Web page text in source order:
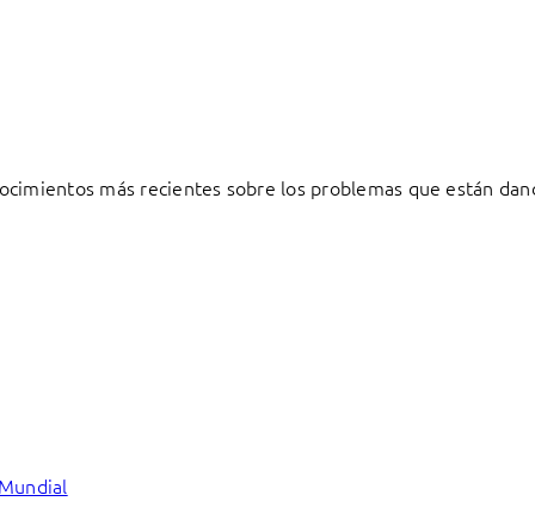
más recientes sobre los problemas que están